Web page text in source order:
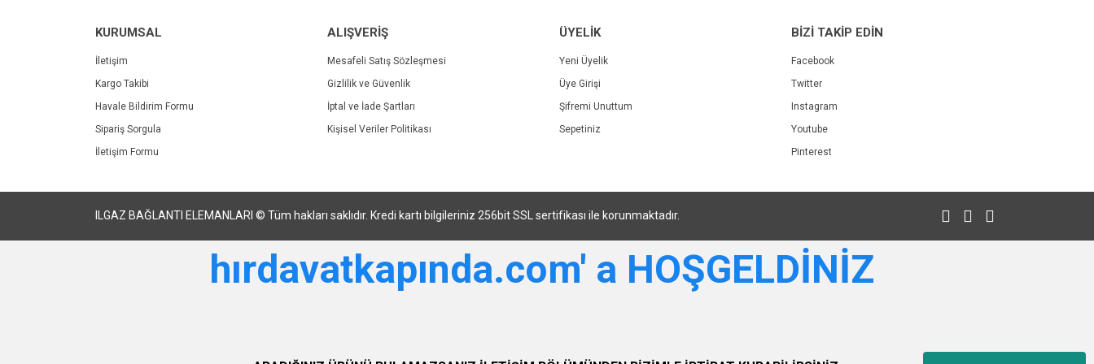
KURUMSAL
İletişim
Kargo Takibi
Havale Bildirim Formu
Sipariş Sorgula
İletişim Formu
ALIŞVERİŞ
Mesafeli Satış Sözleşmesi
Gizlilik ve Güvenlik
İptal ve İade Şartları
Kişisel Veriler Politikası
ÜYELİK
Yeni Üyelik
Üye Girişi
Şifremi Unuttum
Sepetiniz
BİZİ TAKİP EDİN
Facebook
Twitter
Instagram
Youtube
Pinterest
ILGAZ BAĞLANTI ELEMANLARI © Tüm hakları saklıdır. Kredi kartı bilgileriniz 256bit SSL sertifikası ile korunmaktadır.
hırdavatkapında.com' a HOŞGELDİNİZ